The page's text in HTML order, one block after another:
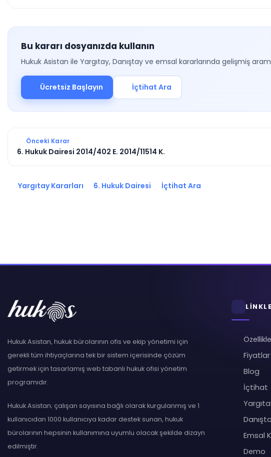
Bu kararı dosyanızda kullanın
Hukuk Asistan ile Yargıtay, Danıştay ve emsal kararlarında gelişmiş
Ücretsiz Başlayın İçtihat Ara
Önceki Karar
6. Hukuk Dairesi 2014/402 E. 2014/11514 K.
Yargıtay Kararları 6. Hukuk Dairesi İçtihat Ara
Hukuk Asistan, hukuk bürolarının ofis ve ekip yönetimi için
gerekli tüm ihtiyaçlarına tek bir sistem içerisinde çözüm
getirmek için tasarlamış web tabanlı hukuk ofisi yönetim
programıdır.
Hukuk Asistan; çalışan sayısına bağlı olarak kurgulanmış ve 1
kullanıcıdan 1000 kullanıcıya kadar destek sunan, hukuk
bürolarının hepsinin kullanımına uyumlu olacak şekilde dizayn
edilmiştir.
Fiyatlar
Blog
İçtihat
Emsal
Demo